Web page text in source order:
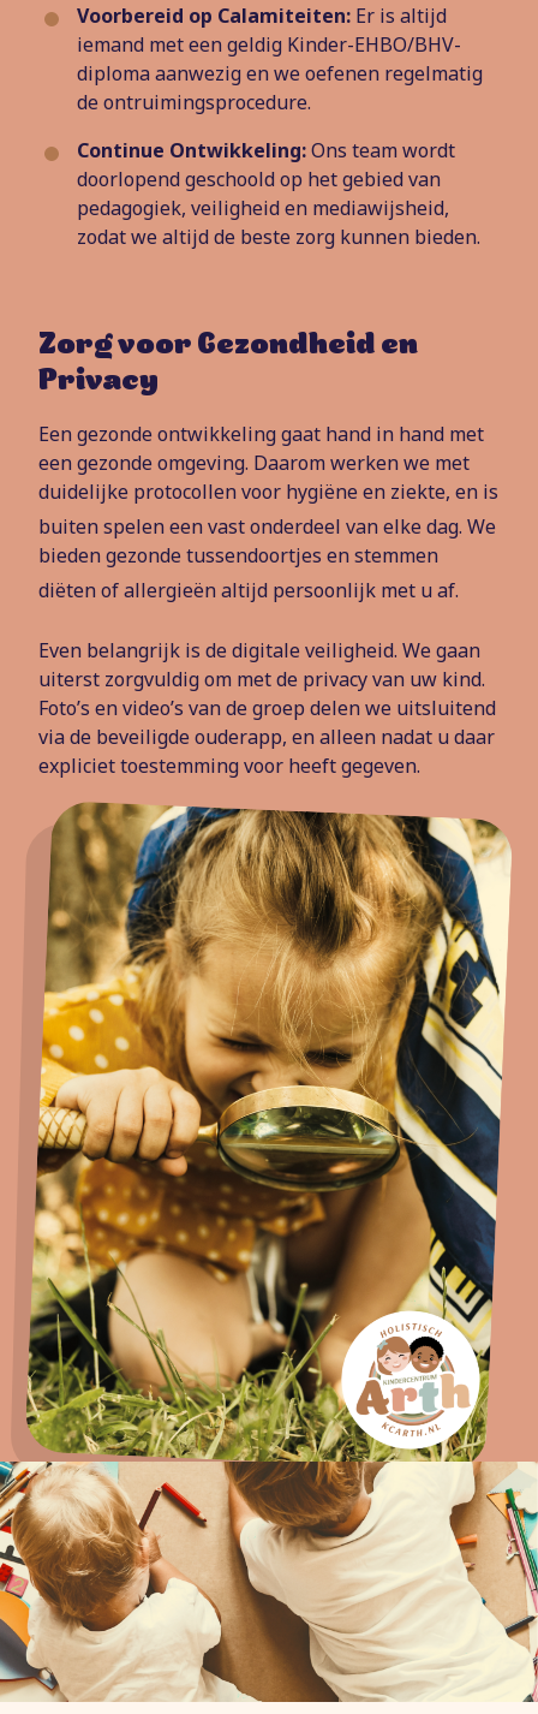
Voorbereid op Calamiteiten: Er is altijd
iemand met een geldig Kinder-EHBO/BHV-
diploma aanwezig en we oefenen regelmatig
de ontruimingsprocedure.
Continue Ontwikkeling:Ons team wordt
doorlopend geschoold op het gebied van
pedagogiek, veiligheid en mediawijsheid,
zodat we altijd de beste zorg kunnen bieden.
Zorg voor Gezondheid en
Privacy
Een gezonde ontwikkeling gaat hand in hand met
een gezonde omgeving. Daarom werken we met
duidelijke protocollen voor hygiëne en ziekte, en is
buiten spelen een vast onderdeel van elke dag. We
bieden gezonde tussendoortjes en stemmen
diëten of allergieën altijd persoonlijk met u af.
Even belangrijk is de digitale veiligheid. We gaan
uiterst zorgvuldig om met de privacy van uw kind.
Foto’s en video’s van de groep delen we uitsluitend
via de beveiligde ouderapp, en alleen nadat u daar
expliciet toestemming voor heeft gegeven.